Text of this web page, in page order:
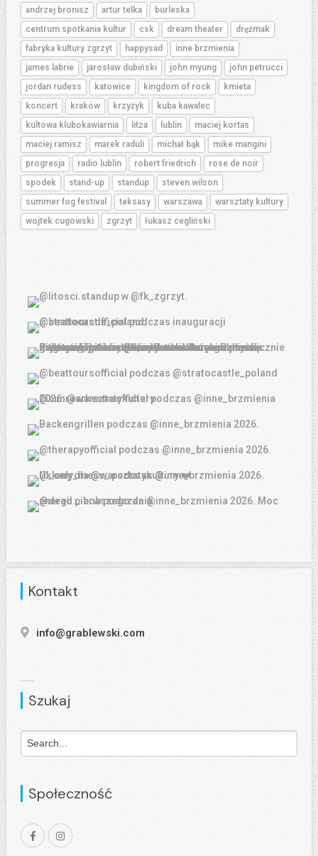
andrzej bronisz artur telka
burleska
centrum spotkania kultur
csk dream theater
drężmak
fabryka kultury zgrzyt
happysad
inne brzmienia
james labrie
jarosław dubiński john myung
john petrucci
jordan rudess
katowice kingdom of rock
kmieta
koncert
kraków krzyżyk
kuba kawalec
kultowa klubokawiarnia
litza lublin
maciej kortas
maciej ramisz
marek raduli michał bąk
mike mangini
progresja
radio lublin robert friedrich
rose de noir
spodek
stand-up standup
steven wilson
summer fog festival
teksasy warszawa
warsztaty kultury
wojtek cugowski
zgrzyt łukasz cegliński
Kontakt
info@grablewski.com
Szukaj
Społeczność